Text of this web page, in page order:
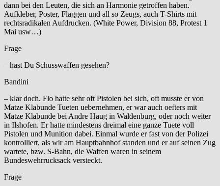
dann bei den Leuten, die sich an Harmonie getroffen haben.
Aufkleber, Poster, Flaggen und all so Zeugs, auch T-Shirts mit
rechtsradikalen Aufdrucken. (White Power, Division 88, Protest 1
Mai usw…)
Frage
– hast Du Schusswaffen gesehen?
Bandini
– klar doch. Flo hatte sehr oft Pistolen bei sich, oft musste er von
Matze Klabunde Tueten uebernehmen, er war auch oefters mit
Matze Klabunde bei Andre Haug in Waldenburg, oder noch weiter
in Ilshofen. Er hatte mindestens dreimal eine ganze Tuete voll
Pistolen und Munition dabei. Einmal wurde er fast von der Polizei
kontrolliert, als wir am Hauptbahnhof standen und er auf seinen Zug
wartete, bzw. S-Bahn, die Waffen waren in seinem
Bundeswehrrucksack versteckt.
Frage